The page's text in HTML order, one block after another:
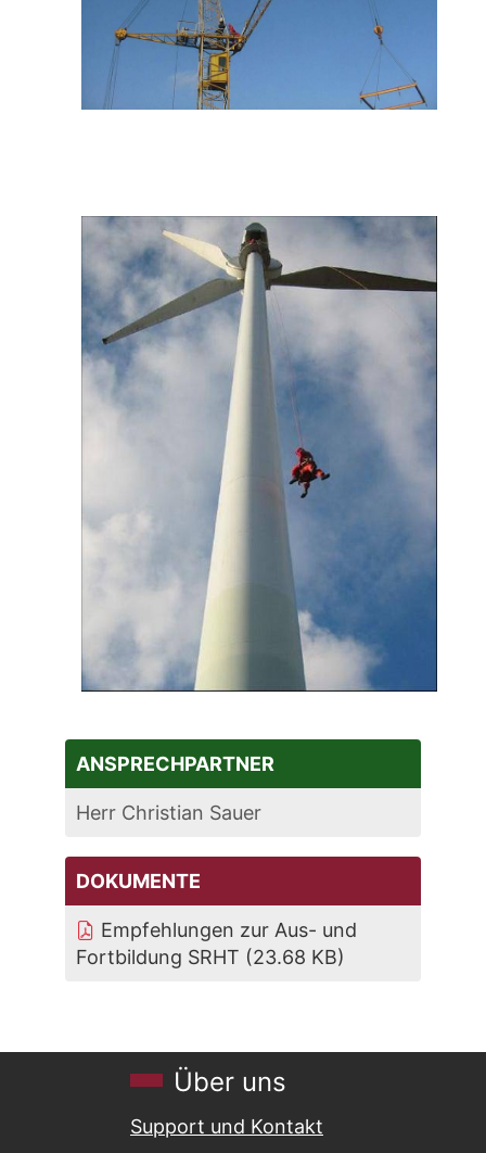
ANSPRECHPARTNER
Herr Christian Sauer
DOKUMENTE
Empfehlungen zur Aus- und
Fortbildung SRHT (23.68 KB)
Über uns
Support und Kontakt